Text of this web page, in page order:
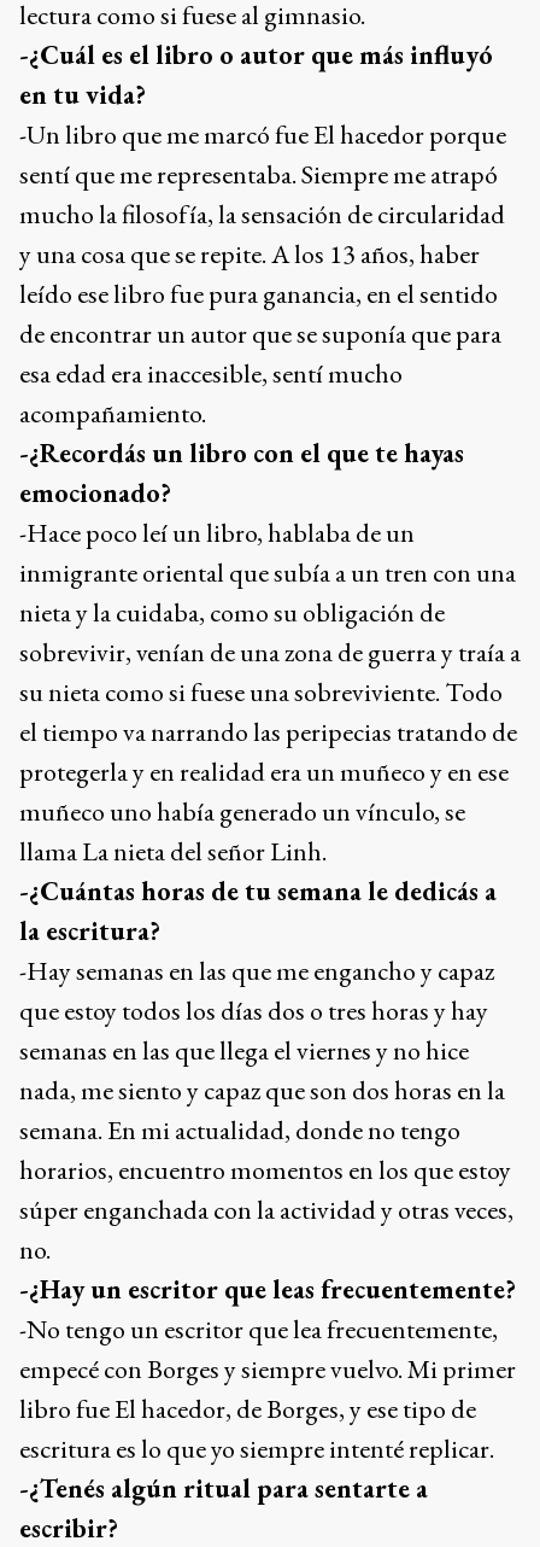
lectura como si fuese al gimnasio.
-¿Cuál es el libro o autor que más influyó
en tu vida?
-Un libro que me marcó fue El hacedor porque
sentí que me representaba. Siempre me atrapó
mucho la filosofía, la sensación de circularidad
y una cosa que se repite. A los 13 años, haber
leído ese libro fue pura ganancia, en el sentido
de encontrar un autor que se suponía que para
esa edad era inaccesible, sentí mucho
acompañamiento.
-¿Recordás un libro con el que te hayas
emocionado?
-Hace poco leí un libro, hablaba de un
inmigrante oriental que subía a un tren con una
nieta y la cuidaba, como su obligación de
sobrevivir, venían de una zona de guerra y traía a
su nieta como si fuese una sobreviviente. Todo
el tiempo va narrando las peripecias tratando de
protegerla y en realidad era un muñeco y en ese
muñeco uno había generado un vínculo, se
llama La nieta del señor Linh.
-¿Cuántas horas de tu semana le dedicás a
la escritura?
-Hay semanas en las que me engancho y capaz
que estoy todos los días dos o tres horas y hay
semanas en las que llega el viernes y no hice
nada, me siento y capaz que son dos horas en la
semana. En mi actualidad, donde no tengo
horarios, encuentro momentos en los que estoy
súper enganchada con la actividad y otras veces,
no.
-¿Hay un escritor que leas frecuentemente?
-No tengo un escritor que lea frecuentemente,
empecé con Borges y siempre vuelvo. Mi primer
libro fue El hacedor, de Borges, y ese tipo de
escritura es lo que yo siempre intenté replicar.
-¿Tenés algún ritual para sentarte a
escribir?